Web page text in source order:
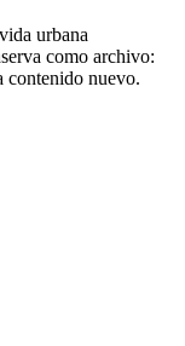
urbana
como archivo:
contenido nuevo.